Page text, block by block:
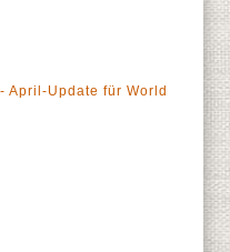
April-Update für World